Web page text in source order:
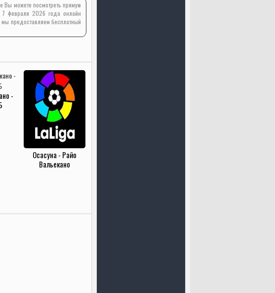
Вы можете посмотреть прямую
февраля 2026 года онлайн
предоставляем бесплатный
-
Осасуна - Райо
Вальекано